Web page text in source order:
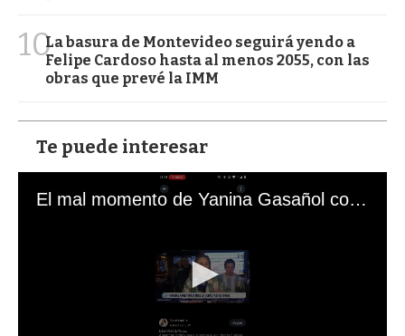
10La basura de Montevideo seguirá yendo a
Felipe Cardoso hasta al menos 2055, con las
obras que prevé la IMM
Te puede interesar
El mal momento de Yanina Gasañol con un hincha argentino en "Subrayado"